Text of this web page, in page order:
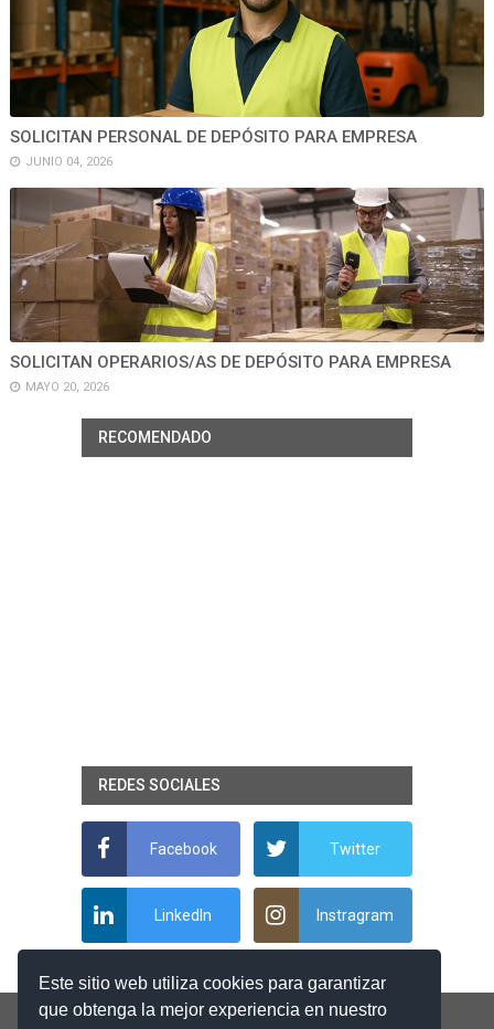
Este sitio web utiliza cookies para garantizar
que obtenga la mejor experiencia en nuestro
SOLICITAN PERSONAL DE DEPÓSITO PARA EMPRESA
JUNIO 04, 2026
SOLICITAN OPERARIOS/AS DE DEPÓSITO PARA EMPRESA
MAYO 20, 2026
RECOMENDADO
REDES SOCIALES
Facebook Twitter
LinkedIn Instragram